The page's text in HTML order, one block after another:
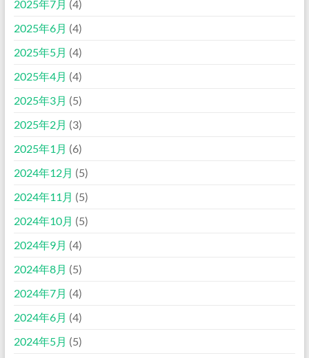
2025年7月 (4)
2025年6月 (4)
2025年5月 (4)
2025年4月 (4)
2025年3月 (5)
2025年2月 (3)
2025年1月 (6)
2024年12月 (5)
2024年11月 (5)
2024年10月 (5)
2024年9月 (4)
2024年8月 (5)
2024年7月 (4)
2024年6月 (4)
2024年5月 (5)